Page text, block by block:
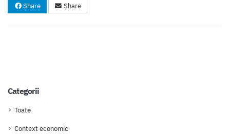
Share Share
Categorii
Toate
Context economic